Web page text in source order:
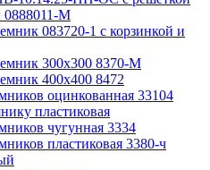
0888011-М
083720-1 c корзинкой и
300x300 8370-М
400x400 8472
оцинкованная 33104
пластиковая
чугунная 3334
пластиковая 3380-ч